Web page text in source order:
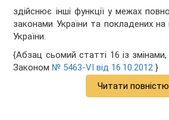
здійснює інші функції у межах
законами України та покладених
України.
{Абзац сьомий статті 16 із змінами,
Законом № 5463-VI від 16.10.2012 }
Читати повністю